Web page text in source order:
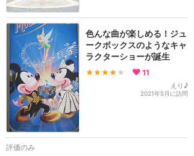
色んな曲が楽しめる！ジュ
ークボックスのようなキャ
ラクターショーが誕生
★★★★ ★ 11
えり♪
2021年5月に訪問
評価のみ